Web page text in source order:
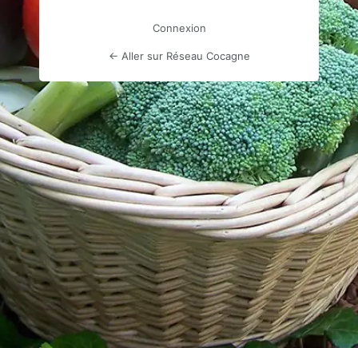
Connexion
← Aller sur Réseau Cocagne